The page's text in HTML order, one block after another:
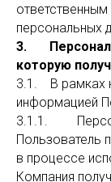
персональных
3.
которую
3.1. В рамках
информацией
3.1.1.
Пользователь
в процессе
Компания